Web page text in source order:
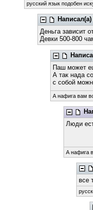
русский язык подобен
Написал(а)
Деньга зависит
Девки 500-800
Паш может
А так нада
с собой
А нафига вам
Люди
А нафига
все